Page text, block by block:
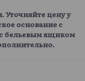
Уточняйте цену у
основание с
бельевым ящиком